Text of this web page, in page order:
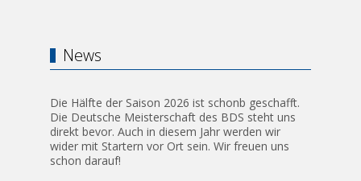
News
Die Hälfte der Saison 2026 ist schonb geschafft.
Die Deutsche Meisterschaft des BDS steht uns
direkt bevor. Auch in diesem Jahr werden wir
wider mit Startern vor Ort sein. Wir freuen uns
schon darauf!